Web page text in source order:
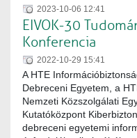
2023-10-06 12:41
EIVOK-30
Konferencia
2022-10-29 15:41
A HTE
Debreceni Egyetem, a
Nemzeti Közszolgálati
Kutatóközpont
debreceni egyetemi